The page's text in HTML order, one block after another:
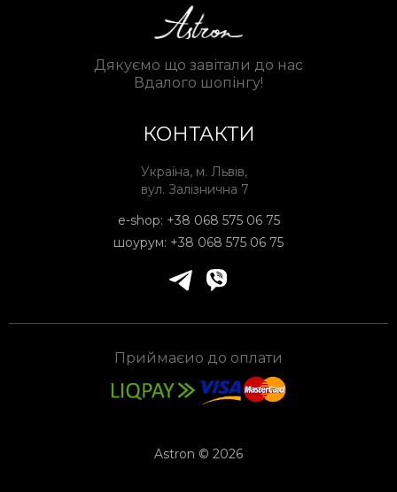
Дякуємо що завітали до нас
Вдалого шопінгу!
КОНТАКТИ
Україна, м. Львів,
вул. Залізнична 7
e-shop: +38 068 575 06 75
шоурум: +38 068 575 06 75
Приймаєио до оплати
Astron © 2026